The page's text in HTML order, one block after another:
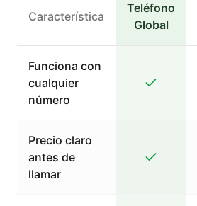
Característica
Teléfono
Global
Funciona con
cualquier
número
Precio claro
antes de
llamar